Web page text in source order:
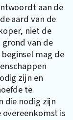
aan de
aard van de
niet de
van de
mag de
zijn en
te
die nodig zijn
is